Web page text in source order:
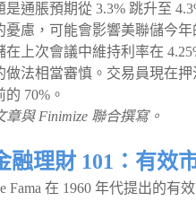
是通脹預期從 3.3% 跳升至
憂慮，可能會影響美聯儲今年
在上次會議中維持利率在
做法相當審慎。交易員現在
70%。
章與 Finimize 聯合撰寫。
融理財 101：有效
Fama 在 1960 年代提出的有